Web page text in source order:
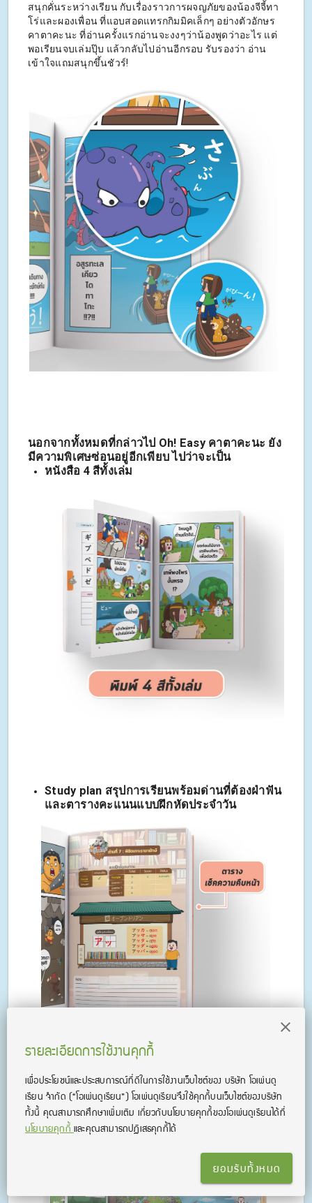
สนุกคั่นระหว่างเรียน กับเรื่องราวการผจญภัยของน้องจีจี้ทา
โร่และผองเพื่อน ที่แอบสอดแทรกกิมมิคเล็กๆ อย่างตัวอักษร
คาตาคะนะ ที่อ่านครั้งแรกอ่านจะงงๆว่าน้องพูดว่าอะไร แต่
พอเรียนจบเล่มปุ๊บ แล้วกลับไปอ่านอีกรอบ รับรองว่า อ่าน
เข้าใจแถมสนุกขึ้นชัวร์!
นอกจากทั้งหมดที่กล่าวไป Oh! Easy คาตาคะนะ ยัง
มีความพิเศษซ่อนอยู่อีกเพียบ ไปว่าจะเป็น
หนังสือ 4 สีทั้งเล่ม
Study plan สรุปการเรียนพร้อมด่านที่ต้องฝ่าฟัน
และตารางคะแนนแบบฝึกหัดประจำวัน
แผนที่ขนาดใหญ่ ที่ตัดออกมาใช้เป็นแผนที่
วางแผนการเรียนได้
รายละเอียดการใช้งานคุกกี้
เพื่อประโยชน์และประสบการณ์ที่ดีในการใช้งานเว็บไซต์ของ บริษัท โอเพ่นดู
เรียน จํากัด (“โอเพ่นดูเรียน”)โอเพ่นดูเรียนจึงใช้คุกกี้บนเว็บไซต์ของบริษัท
ทั้งนี้ คุณสามารถศึกษาเพิ่มเติม เกี่ยวกับนโยบายคุกกี้ของโอเพ่นดูเรียนได้ที่
นโยบายคุกกี้และคุณสามารถปฏิเสธคุกกี้ได้
ยอมรับทั้งหมด